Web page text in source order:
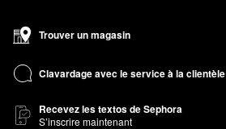
Trouver un magasin
Clavardage avec le service à la clientèle
Recevez les textos de Sephora
S’inscrire maintenant